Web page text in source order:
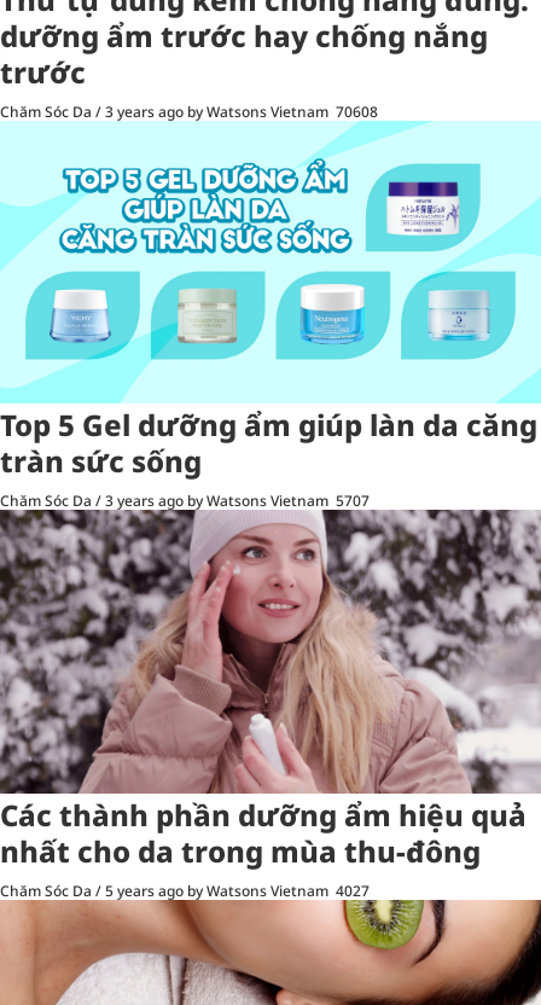
dưỡng ẩm trước hay chống nắng
trước
Chăm Sóc Da /3 years ago by Watsons Vietnam 70608
Top 5 Gel dưỡng ẩm giúp làn da căng
tràn sức sống
Chăm Sóc Da /3 years ago by Watsons Vietnam 5707
Các thành phần dưỡng ẩm hiệu quả
nhất cho da trong mùa thu-đông
Chăm Sóc Da /5 years ago by Watsons Vietnam 4027